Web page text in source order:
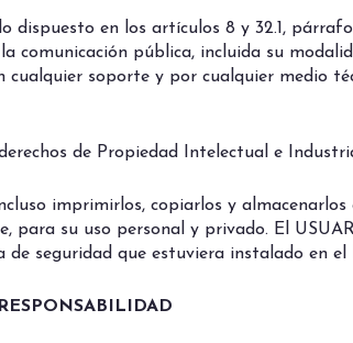
dispuesto en los artículos 8 y 32.1,
comunicación pública, incluida su
cualquier soporte y por cualquier medio
de Propiedad Intelectual e
imprimirlos, copiarlos y
para su uso personal y privado. El
seguridad que estuviera instalado en el